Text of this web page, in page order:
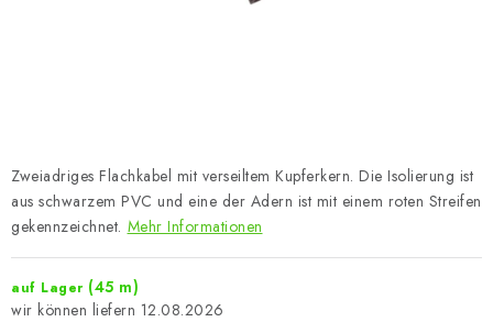
Zweiadriges Flachkabel mit verseiltem Kupferkern. Die Isolierung ist
aus schwarzem PVC und eine der Adern ist mit einem roten Streifen
gekennzeichnet. Mehr Informationen
auf Lager (45 m)
12.08.2026